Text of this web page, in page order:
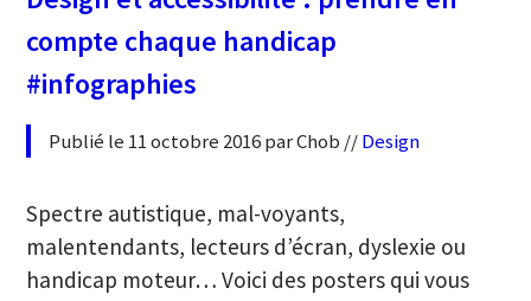
compte chaque handicap
#infographies
Publié le 11 octobre 2016 par Chob //Design
Spectre autistique, mal-voyants,
malentendants, lecteurs d’écran, dyslexie ou
handicap moteur… Voici des posters qui vous